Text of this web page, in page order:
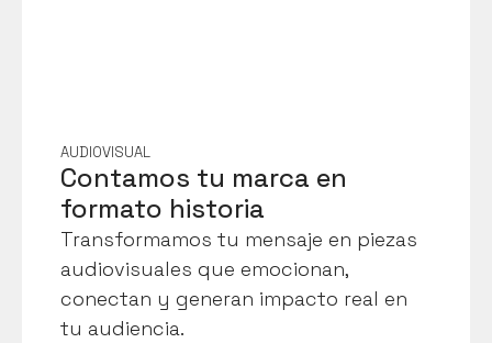
AUDIOVISUAL
Contamos tu marca en
formato historia
Transformamos tu mensaje en piezas
audiovisuales que emocionan,
conectan y generan impacto real en
tu audiencia.